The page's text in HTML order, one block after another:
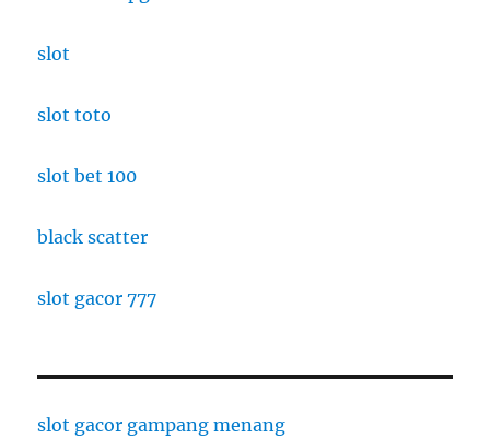
slot
slot toto
slot bet 100
black scatter
slot gacor 777
slot gacor gampang menang